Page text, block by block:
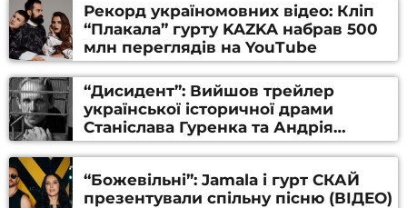
Рекорд україномовних відео: Кліп
“Плакала” гурту KAZKA набрав 500
млн переглядів на YouTube
“Дисидент”: Вийшов трейлер
української історичної драми
Станіслава Гуренка та Андрія
Алфьорова (ВІДЕО)
“Божевільні”: Jamala і гурт СКАЙ
презентували спільну пісню (ВІДЕО)